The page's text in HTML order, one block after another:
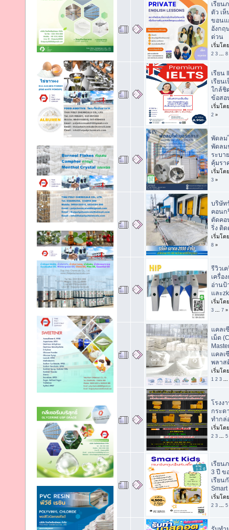
เรียน
ตัว เ
ขอนแ
อังกฤ
ด่วน
เริ่มโด
2 3 ... 8
เรียน
เรียน
ใกล้ชิ
ข้อสอ
เริ่มโด
2 »
พัดลม
พัดลม
ระบา
คุ้มรา
เริ่มโด
3 »
บริษัท
คอนก
ตัดคอ
ริ่ง ติ
เริ่มโด
8 »
รีวิวเ
เครื่อ
อ่านป้
และ
เริ่มโด
3 ... 7 »
แคลเ
เม็ด
แคลเ
พลาส
เริ่มโด
1 2 3 ...
โรงง
กระด
ทำกล่
เริ่มโด
2 3 ... 5
เรียน
3 ปี ข
เรียน
Smart
เริ่มโด
2 3 ... 5